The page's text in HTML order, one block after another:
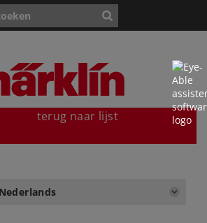
terug naar lijst
Nederlands